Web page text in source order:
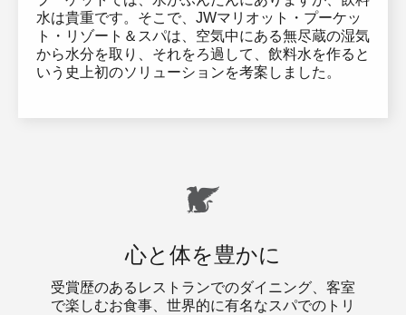
水は貴重です。そこで、JWマリオット・プーケッ
ト・リゾート＆スパは、空気中にある無尽蔵の湿気
から水分を取り、それをろ過して、飲料水を作ると
いう史上初のソリューションを考案しました。
心と体を豊かに
受賞歴のあるレストランでのダイニング、客室
で楽しむお食事、世界的に有名なスパでのトリ